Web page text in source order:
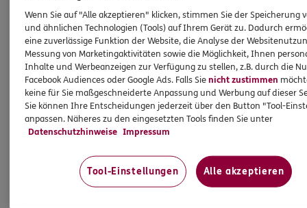
personenbezogenen Daten
· Berichtigung unrichtiger oder unvollständiger Daten
· Löschung Ihrer Daten, sofern keine gesetzlichen
Aufbewahrungspflichten bestehen
· Einschränkung der Verarbeitung
· Datenübertragung an einen anderen
Verantwortlichen
Wenn Sie auf "Alle akzeptieren" klicken, stimmen Sie der Speicherung
und ähnlichen Technologien (Tools) auf Ihrem Gerät zu. Dadurch
eine zuverlässige Funktion der Website, die Analyse der
Messung von Marketingaktivitäten sowie die Möglichkeit, Ihnen
Inhalte und Werbeanzeigen zur Verfügung zu stellen, z.B. durch die
Facebook Audiences oder Google Ads. Falls Sienicht zustimmen
keine für Sie maßgeschneiderte Anpassung und Werbung auf dieser
Sie können Ihre Entscheidungen jederzeit über den Button "Tool-
anpassen. Näheres zu den eingesetzten Tools finden Sie unter
Datenschutzhinweise Impressum
Tool-Einstellungen Alle akzeptieren